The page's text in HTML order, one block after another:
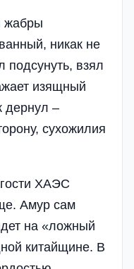
жабры
никак не
подсунуть, взял
изящный
дернул –
сухожилия
ХАЭС
Амур сам
на «ложный
китайщине. В